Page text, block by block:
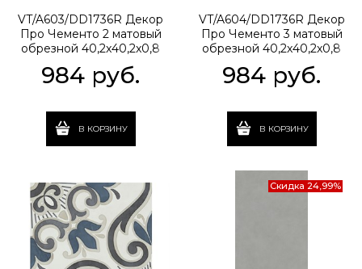
VT/A603/DD1736R Декор
Про Чементо 2 матовый
обрезной 40,2x40,2x0,8
984 руб.
В КОРЗИНУ
VT/A604/DD1736R Декор
Про Чементо 3 матовый
обрезной 40,2x40,2x0,8
984 руб.
В КОРЗИНУ
Скидка 24,99%